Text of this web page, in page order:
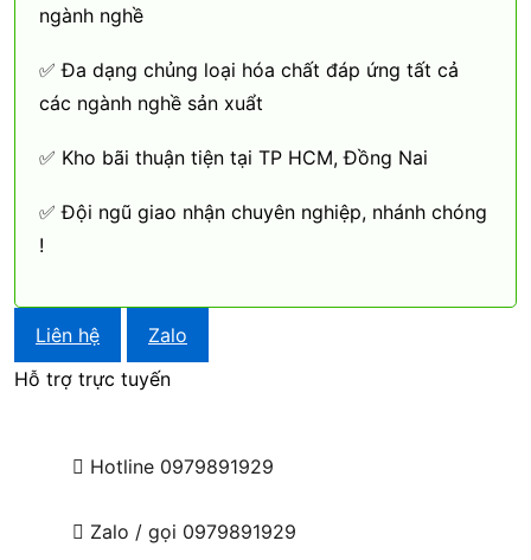
ngành nghề
✅ Đa dạng chủng loại hóa chất đáp ứng tất cả
các ngành nghề sản xuẩt
✅ Kho bãi thuận tiện tại TP HCM, Đồng Nai
✅ Đội ngũ giao nhận chuyên nghiệp, nhánh chóng
!
Liên hệ
Zalo
Hỗ trợ trực tuyến
Hotline 0979891929
Zalo / gọi 0979891929